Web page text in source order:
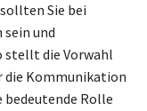
Sie bei
sein und
stellt die Vorwahl
die Kommunikation
bedeutende Rolle